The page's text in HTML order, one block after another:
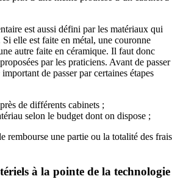
est aussi défini par les matériaux qui
elle est faite en métal, une couronne
autre faite en céramique. Il faut donc
par les praticiens. Avant de passer
de passer par certaines étapes
de différents cabinets ;
selon le budget dont on dispose ;
rembourse une partie ou la totalité des frais
à la pointe de la technologie